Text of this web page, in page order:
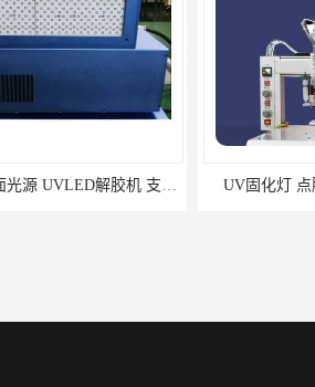
UVLED面光源 UVLED解胶机 支持定制 UV固化灯 点胶